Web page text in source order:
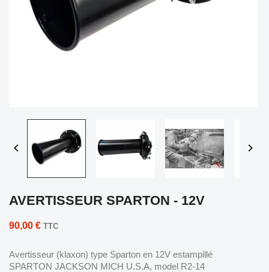
 
AVERTISSEUR SPARTON - 12V
90,00 € TTC
Avertisseur (klaxon) type Sparton en 12V estampillé
SPARTON JACKSON MICH U.S.A, model R2-14